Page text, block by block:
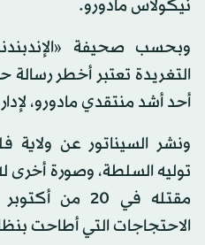
نيكولاس مادورو.
وبحسب صحيفة
التغريدة تعتبر أخطر رسالة
أحد أشد منتقدي مادورو،
ونشر السيناتور عن ولاية
توليه السلطة، وصورة أخرى
الاحتجاجات التي أطاحت بنظامه